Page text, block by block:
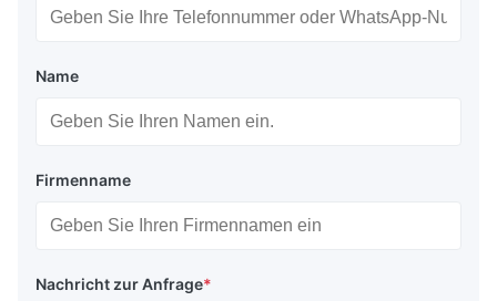
Name
Firmenname
Nachricht zur Anfrage*